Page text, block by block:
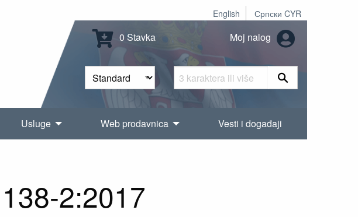
English Српски CYR
0 Stavka Moj nalog
Usluge Web prodavnica Vesti i događaji
2:2017